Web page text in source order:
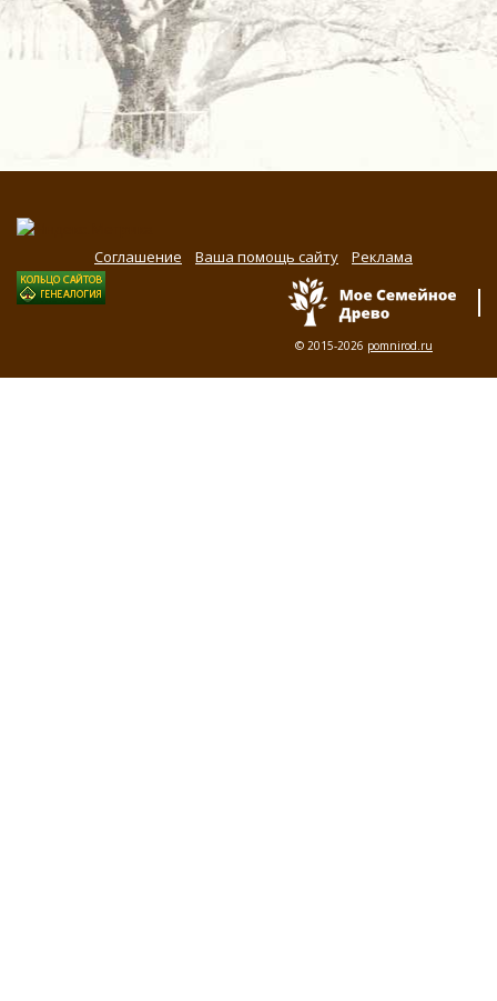
Соглашение Ваша помощь сайту Реклама
© 2015-2026 pomnirod.ru